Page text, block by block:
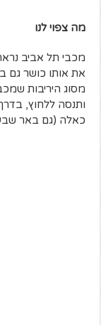
מה צפוי לנו
מכבי תל אביב
את אותו כושר גם
מסוג היריבות
ותנסה ללחוץ,
כאלה (גם באר